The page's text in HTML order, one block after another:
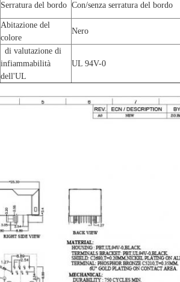
Serratura del bordo Con/senza serratura del bordo
Abitazione del
colore
Nero
di valutazione di
infiammabilità
dell'UL
UL 94V-0